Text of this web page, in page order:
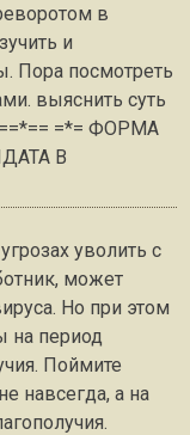
в
и
Пора посмотреть
выяснить суть
==*== =*= ФОРМА
В
уволить с
может
Но при этом
на период
Поймите
навсегда, а на